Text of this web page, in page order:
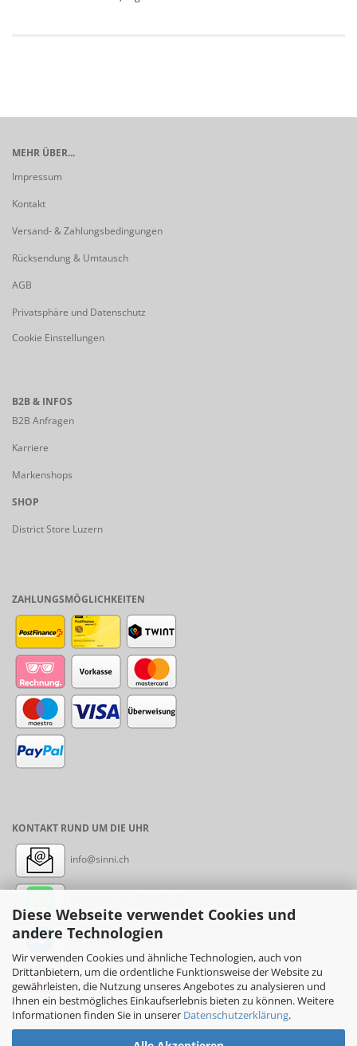
Diese Webseite verwendet Cookies und
andere Technologien
Wir verwenden Cookies und ähnliche Technologien, auch von
Drittanbietern, um die ordentliche Funktionsweise der Website zu
gewährleisten, die Nutzung unseres Angebotes zu analysieren und
Ihnen ein bestmögliches Einkaufserlebnis bieten zu können. Weitere
Informationen finden Sie in unserer Datenschutzerklärung.
MEHR ÜBER...
Impressum
Kontakt
Versand- & Zahlungsbedingungen
Rücksendung & Umtausch
AGB
Privatsphäre und Datenschutz
Cookie Einstellungen
B2B & INFOS
B2B Anfragen
Karriere
Markenshops
SHOP
District Store Luzern
ZAHLUNGSMÖGLICHKEITEN
KONTAKT RUND UM DIE UHR
info@sinni.ch
Messenger: sinni.ch
Instagram: sinni_ch